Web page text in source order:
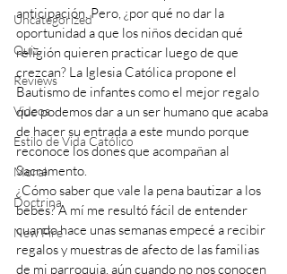
Uncategorized
Quiz
Reviews
Videos
Estilo de Vida Católico
Moral
Doctrina
New Fire
anticipación. Pero, ¿por qué no dar la
oportunidad a que los niños decidan qué
religión quieren practicar luego de que
crezcan? La Iglesia Católica propone el
Bautismo de infantes como el mejor regalo
que podemos dar a un ser humano que acaba
de hacer su entrada a este mundo porque
reconoce los dones que acompañan al
Sacramento.
¿Cómo saber que vale la pena bautizar a los
bebés? A mí me resultó fácil de entender
cuando hace unas semanas empecé a recibir
regalos y muestras de afecto de las familias
de mi parroquia, aún cuando no nos conocen